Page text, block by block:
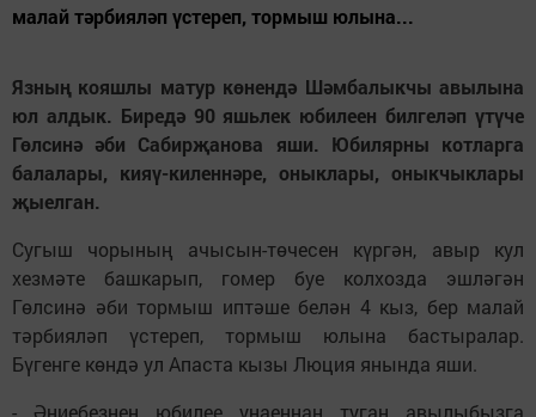
малай тәрбияләп үстереп, тормыш юлына...
Язның кояшлы матур көнендә Шәмбалыкчы авылына
юл алдык. Биредә 90 яшьлек юбилеен билгеләп үтүче
Гөлсинә әби Сабирҗанова яши. Юбилярны котларга
балалары, кияү-киленнәре, оныклары, оныкчыклары
җыелган.
Сугыш чорының ачысын-төчесен күргән, авыр кул
хезмәте башкарып, гомер буе колхозда эшләгән
Гөлсинә әби тормыш иптәше белән 4 кыз, бер малай
тәрбияләп үстереп, тормыш юлына бастыралар.
Бүгенге көндә ул Апаста кызы Люция янында яши.